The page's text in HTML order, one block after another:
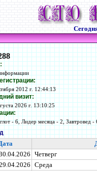
2012 г. 12:44:13
визит:
2026 г. 13:10:25
- 6, Лидер месяца - 2, Завтровед
Четверг
Среда